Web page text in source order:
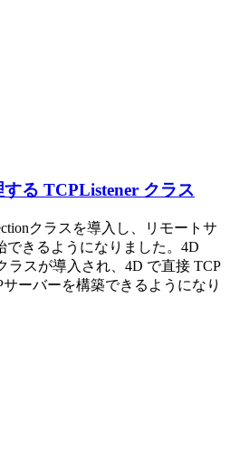
る TCPListener クラス
クラスを導入し、リモートサ
できるようになりました。4D
ラスが導入され、4D で直接 TCP
ーバーを構築できるようになり